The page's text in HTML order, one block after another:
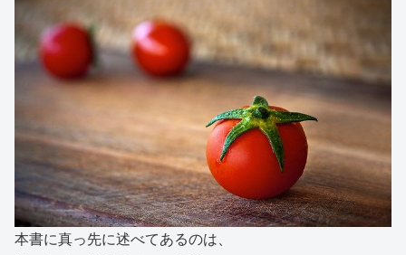
本書に真っ先に述べてあるのは、